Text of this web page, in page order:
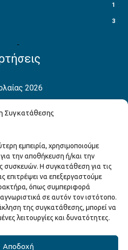
Συγκατάθεσης
εμπειρία, χρησιμοποιούμε
την αποθήκευση ή/και την
συσκευών. Η συγκατάθεση για τις
επιτρέψει να επεξεργαστούμε
όπως συμπεριφορά
σε αυτόν τον ιστότοπο.
της συγκατάθεσης, μπορεί να
λειτουργίες και δυνατότητες.
Αποδοχή
1
3
2026
Γνωρίζοντας τα Αμερικανικά
το Δικό σου
Ονείρων Μουσικών Σχολείων